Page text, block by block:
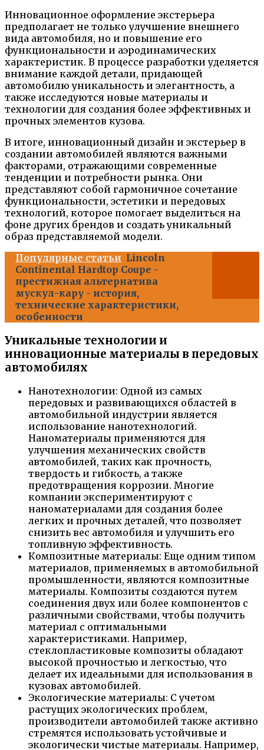
Инновационное оформление экстерьера
предполагает не только улучшение внешнего
вида автомобиля, но и повышение его
функциональности и аэродинамических
характеристик. В процессе разработки уделяется
внимание каждой детали, придающей
автомобилю уникальность и элегантность, а
также исследуются новые материалы и
технологии для создания более эффективных и
прочных элементов кузова.
В итоге, инновационный дизайн и экстерьер в
создании автомобилей являются важными
факторами, отражающими современные
тенденции и потребности рынка. Они
представляют собой гармоничное сочетание
функциональности, эстетики и передовых
технологий, которое помогает выделиться на
фоне других брендов и создать уникальный
образ представляемой модели.
Популярные статьи Lincoln
Continental Hardtop Coupe -
престижная альтернатива
мускул-кару - история,
технические характеристики,
особенности
Уникальные технологии и
инновационные материалы в передовых
автомобилях
Нанотехнологии: Одной из самых
передовых и развивающихся областей в
автомобильной индустрии является
использование нанотехнологий.
Наноматериалы применяются для
улучшения механических свойств
автомобилей, таких как прочность,
твердость и гибкость, а также
предотвращения коррозии. Многие
компании экспериментируют с
наноматериалами для создания более
легких и прочных деталей, что позволяет
снизить вес автомобиля и улучшить его
топливную эффективность.
Композитные материалы: Еще одним типом
материалов, применяемых в автомобильной
промышленности, являются композитные
материалы. Композиты создаются путем
соединения двух или более компонентов с
различными свойствами, чтобы получить
материал с оптимальными
характеристиками. Например,
стеклопластиковые композиты обладают
высокой прочностью и легкостью, что
делает их идеальными для использования в
кузовах автомобилей.
Экологические материалы: С учетом
растущих экологических проблем,
производители автомобилей также активно
стремятся использовать устойчивые и
экологически чистые материалы. Например,